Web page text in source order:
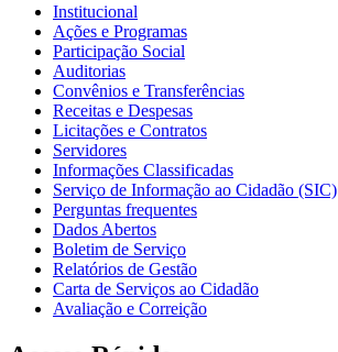
Institucional
Ações e Programas
Participação Social
Auditorias
Convênios e Transferências
Receitas e Despesas
Licitações e Contratos
Servidores
Informações Classificadas
Serviço de Informação ao Cidadão (SIC)
Perguntas frequentes
Dados Abertos
Boletim de Serviço
Relatórios de Gestão
Carta de Serviços ao Cidadão
Avaliação e Correição